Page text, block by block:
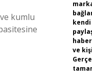
kumlu
kendi
ve